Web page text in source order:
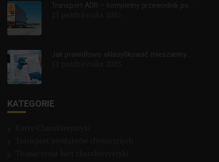
Transport ADR – kompletny przewodnik po...
Jak prawidłowo sklasyfikować mieszaniny...
KATEGORIE